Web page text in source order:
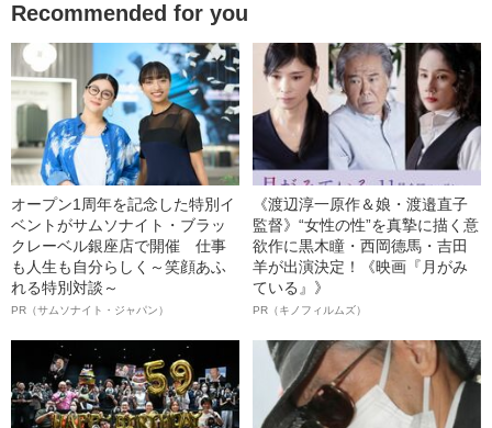
Recommended for you
オープン1周年を記念した特別イ
ベントがサムソナイト・ブラッ
クレーベル銀座店で開催 仕事
も人生も自分らしく～笑顔あふ
れる特別対談～
PR（サムソナイト・ジャパン）
《渡辺淳一原作＆娘・渡邉直子
監督》“女性の性”を真摯に描く意
欲作に黒木瞳・西岡德馬・吉田
羊が出演決定！《映画『月がみ
ている』》
PR（キノフィルムズ）